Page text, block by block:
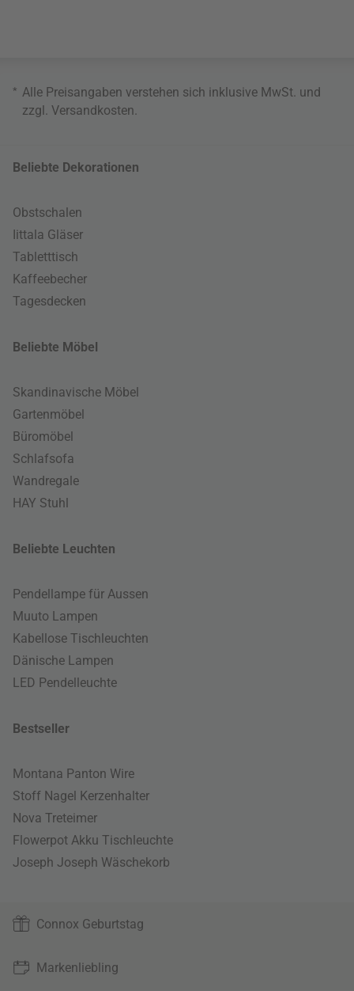
* Alle Preisangaben verstehen sich inklusive MwSt. und
zzgl. Versandkosten
Beliebte Dekorationen
Obstschalen
Iittala Gläser
Tabletttisch
Kaffeebecher
Tagesdecken
Beliebte Möbel
Skandinavische Möbel
Gartenmöbel
Büromöbel
Schlafsofa
Wandregale
HAY Stuhl
Beliebte Leuchten
Pendellampe für Aussen
Muuto Lampen
Kabellose Tischleuchten
Dänische Lampen
LED Pendelleuchte
Bestseller
Montana Panton Wire
Stoff Nagel Kerzenhalter
Nova Treteimer
Flowerpot Akku Tischleuchte
Joseph Joseph Wäschekorb
Connox Geburtstag
Markenliebling